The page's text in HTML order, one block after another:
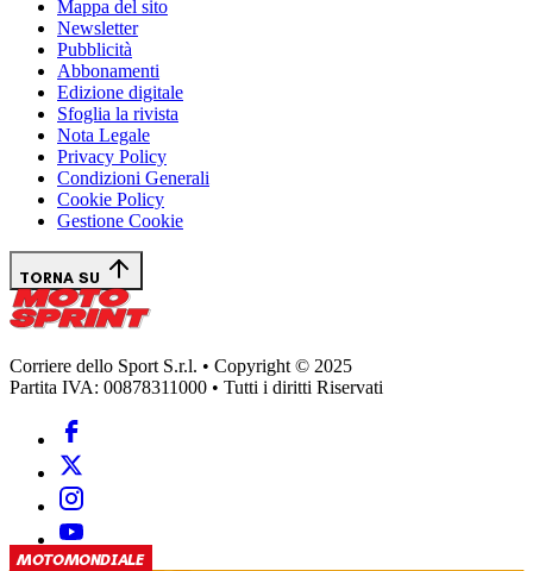
MOTOMONDIALE
Mappa del sito
Newsletter
Pubblicità
Abbonamenti
Edizione digitale
Sfoglia la rivista
Nota Legale
Privacy Policy
Condizioni Generali
Cookie Policy
Gestione Cookie
TORNA SU
Corriere dello Sport S.r.l. • Copyright © 2025
Partita IVA: 00878311000 • Tutti i diritti Riservati